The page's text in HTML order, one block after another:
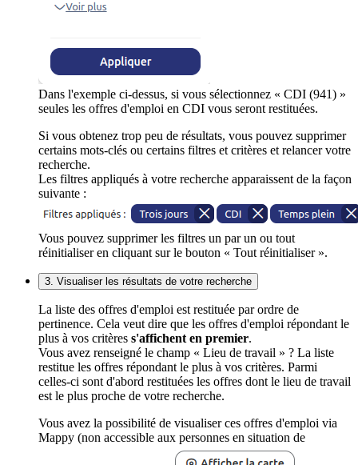
Dans l'exemple ci-dessus, si vous sélectionnez « CDI (941) »
seules les offres d'emploi en CDI vous seront restituées.
Si vous obtenez trop peu de résultats, vous pouvez supprimer
certains mots-clés ou certains filtres et critères et relancer votre
recherche.
Les filtres appliqués à votre recherche apparaissent de la façon
suivante :
Vous pouvez supprimer les filtres un par un ou tout
réinitialiser en cliquant sur le bouton « Tout réinitialiser ».
3. Visualiser les résultats de votre recherche
La liste des offres d'emploi est restituée par ordre de
pertinence. Cela veut dire que les offres d'emploi répondant le
plus à vos critères s'affichent en premier.
Vous avez renseigné le champ « Lieu de travail » ? La liste
restitue les offres répondant le plus à vos critères. Parmi
celles-ci sont d'abord restituées les offres dont le lieu de travail
est le plus proche de votre recherche.
Vous avez la possibilité de visualiser ces offres d'emploi via
Mappy (non accessible aux personnes en situation de